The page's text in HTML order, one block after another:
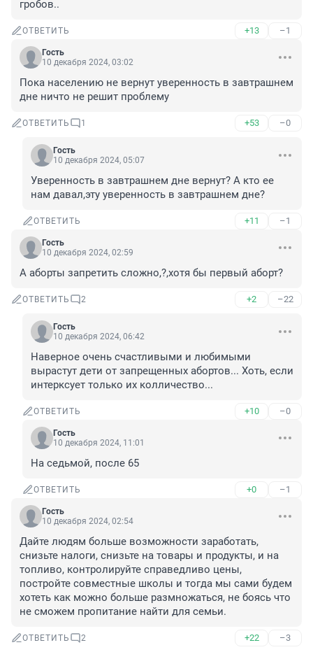
гробов..
ОТВЕТИТЬ +13 –1
Гость
10 декабря 2024, 03:02
Пока населению не вернут уверенность в завтрашнем
дне ничто не решит проблему
ОТВЕТИТЬ 1 +53 –0
Гость
10 декабря 2024, 05:07
Уверенность в завтрашнем дне вернут? А кто ее
нам давал,эту уверенность в завтрашнем дне?
ОТВЕТИТЬ +11 –1
Гость
10 декабря 2024, 02:59
А аборты запретить сложно,?,хотя бы первый аборт?
ОТВЕТИТЬ 2 +2 –22
Гость
10 декабря 2024, 06:42
Наверное очень счастливыми и любимыми
вырастут дети от запрещенных абортов... Хоть, если
интерксует только их колличество...
ОТВЕТИТЬ +10 –0
Гость
10 декабря 2024, 11:01
На седьмой, после 65
ОТВЕТИТЬ +0 –1
Гость
10 декабря 2024, 02:54
Дайте людям больше возможности заработать,
снизьте налоги, снизьте на товары и продукты, и на
топливо, контролируйте справедливо цены,
постройте совместные школы и тогда мы сами будем
хотеть как можно больше размножаться, не боясь что
не сможем пропитание найти для семьи.
ОТВЕТИТЬ 2 +22 –3